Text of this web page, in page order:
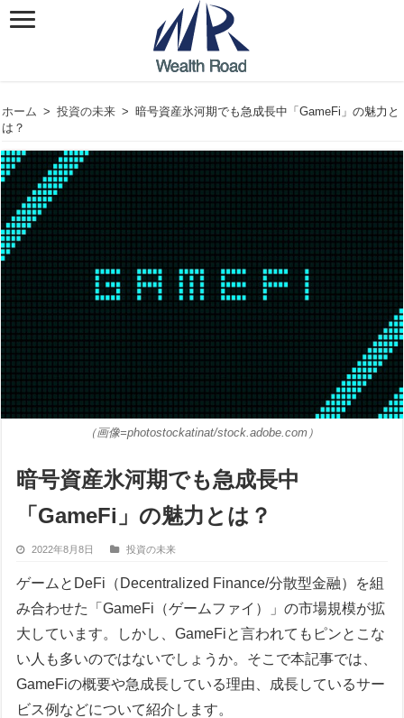
ホーム > 投資の未来 > 暗号資産氷河期でも急成長中「GameFi」の魅力と
は？
（画像=photostockatinat/stock.adobe.com）
暗号資産氷河期でも急成長中
「GameFi」の魅力とは？
2022年8月8日 投資の未来
ゲームとDeFi（Decentralized Finance/分散型金融）を組
み合わせた「GameFi（ゲームファイ）」の市場規模が拡
大しています。しかし、GameFiと言われてもピンとこな
い人も多いのではないでしょうか。そこで本記事では、
GameFiの概要や急成長している理由、成長しているサー
ビス例などについて紹介します。